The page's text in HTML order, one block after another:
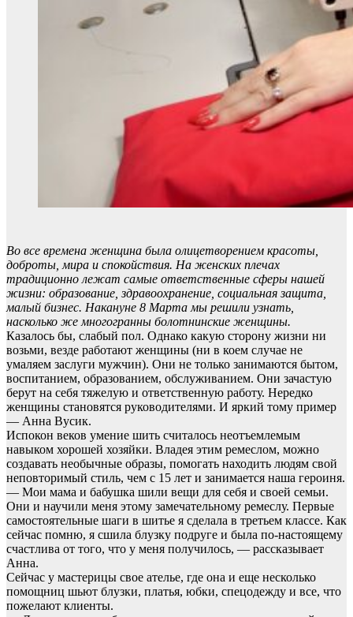
Во все времена женщина была олицетворением красоты,
доброты, мира и спокойствия. На женских плечах
традиционно лежат самые ответственные сферы нашей
жизни: образование, здравоохранение, социальная защита,
малый бизнес. Накануне 8 Марта мы решили узнать,
насколько же многогранны болотнинские женщины.
Казалось бы, слабый пол. Однако какую сторону жизни ни
возьми, везде работают женщины (ни в коем случае не
умаляем заслуги мужчин). Они не только занимаются бытом,
воспитанием, образованием, обслуживанием. Они зачастую
берут на себя тяжелую и ответственную работу. Нередко
женщины становятся руководителями. И яркий тому пример
— Анна Вусик.
Испокон веков умение шить считалось неотъемлемым
навыком хорошей хозяйки. Владея этим ремеслом, можно
создавать необычные образы, помогать находить людям свой
неповторимый стиль, чем с 15 лет и занимается наша героиня.
— Мои мама и бабушка шили вещи для себя и своей семьи.
Они и научили меня этому замечательному ремеслу. Первые
самостоятельные шаги в шитье я сделала в третьем классе. Как
сейчас помню, я сшила блузку подруге и была по-настоящему
счастлива от того, что у меня получилось, — рассказывает
Анна.
Сейчас у мастерицы свое ателье, где она и еще несколько
помощниц шьют блузки, платья, юбки, спецодежду и все, что
пожелают клиенты.